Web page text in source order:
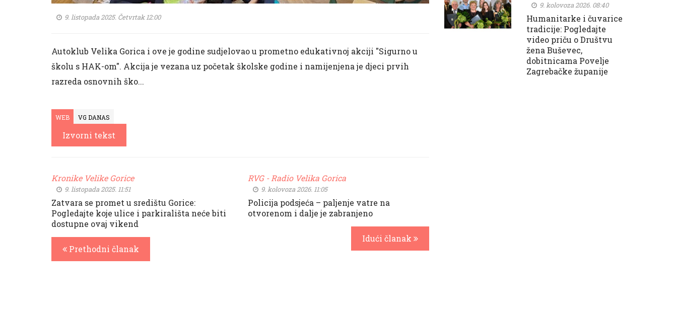
9. listopada 2025. Četvrtak 12:00
Autoklub Velika Gorica i ove je godine sudjelovao u prometno edukativnoj akciji "Sigurno u
školu s HAK-om". Akcija je vezana uz početak školske godine i namijenjena je djeci prvih
razreda osnovnih ško...
WEB VG DANAS
Izvorni tekst
Kronike Velike Gorice
9. listopada 2025. 11:51
Zatvara se promet u središtu Gorice:
Pogledajte koje ulice i parkirališta neće biti
dostupne ovaj vikend
Prethodni članak
RVG - Radio Velika Gorica
9. kolovoza 2026. 11:05
Policija podsjeća – paljenje vatre na
otvorenom i dalje je zabranjeno
Idući članak
9. kolovoza 2026. 08:40
Humanitarke i čuvarice
tradicije: Pogledajte
video priču o Društvu
žena Buševec,
dobitnicama Povelje
Zagrebačke županije